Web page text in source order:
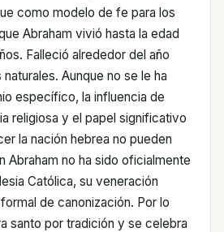
como modelo de fe para los
Abraham vivió hasta la edad
Falleció alrededor del año
Aunque no se le ha
específico, la influencia de
religiosa y el papel significativo
la nación hebrea no pueden
Abraham no ha sido oficialmente
Católica, su veneración
de canonización. Por lo
santo por tradición y se celebra